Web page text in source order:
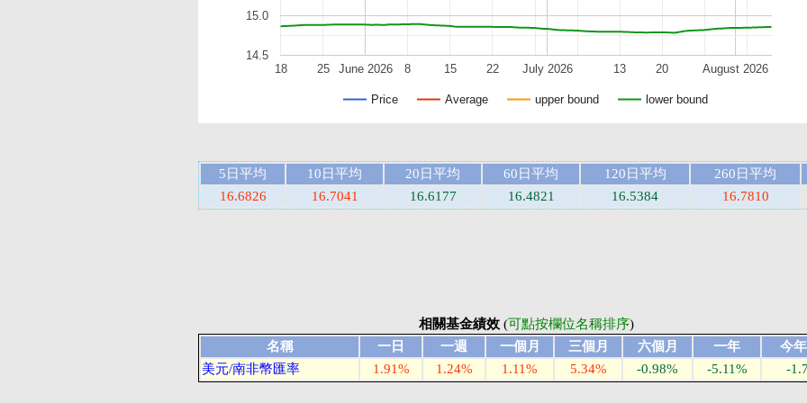
Price Average upper bound lower bound
June 2026 July 2026 August 2026
18 25 8 15 22 13 20
14.5
15.0
5日平均 10日平均 20日平均 60日平均 120日平均 260日平均
16.6826
16.7041 16.6177 16.4821 16.5384 16.7810
相關基金績效(可點按欄位名稱排序)
名稱
一日 一週 一個月 三個月 六個月 一年
今
美元/南非幣匯率
1.91% 1.24% 1.11% 5.34% -0.98% -5.11% -